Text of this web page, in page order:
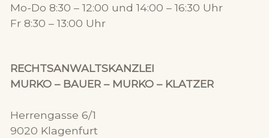
Mo-Do 8:30 – 12:00 und 14:00 – 16:30 Uhr
Fr 8:30 – 13:00 Uhr
RECHTSANWALTSKANZLEI
MURKO – BAUER – MURKO – KLATZER
Herrengasse 6/1
9020 Klagenfurt